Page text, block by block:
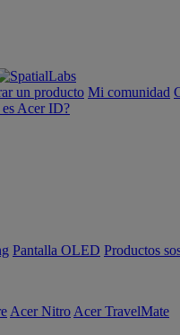
un producto Mi comunidad
es Acer ID?
Pantalla OLED Productos
Acer Nitro Acer TravelMate